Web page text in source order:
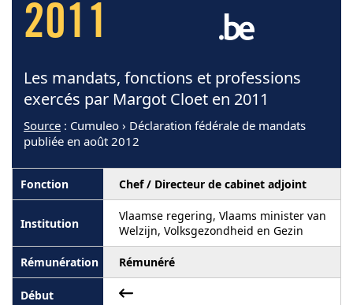
2011
Les mandats, fonctions et professions
exercés par Margot Cloet en 2011
Source : Cumuleo › Déclaration fédérale de mandats
publiée en août 2012
Chef / Directeur de cabinet adjoint
Vlaamse regering, Vlaams minister van
Welzijn, Volksgezondheid en Gezin
Rémunéré